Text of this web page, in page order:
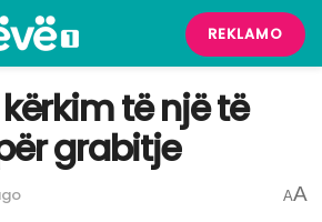
REKLAMO
të një të
grabitje
AA